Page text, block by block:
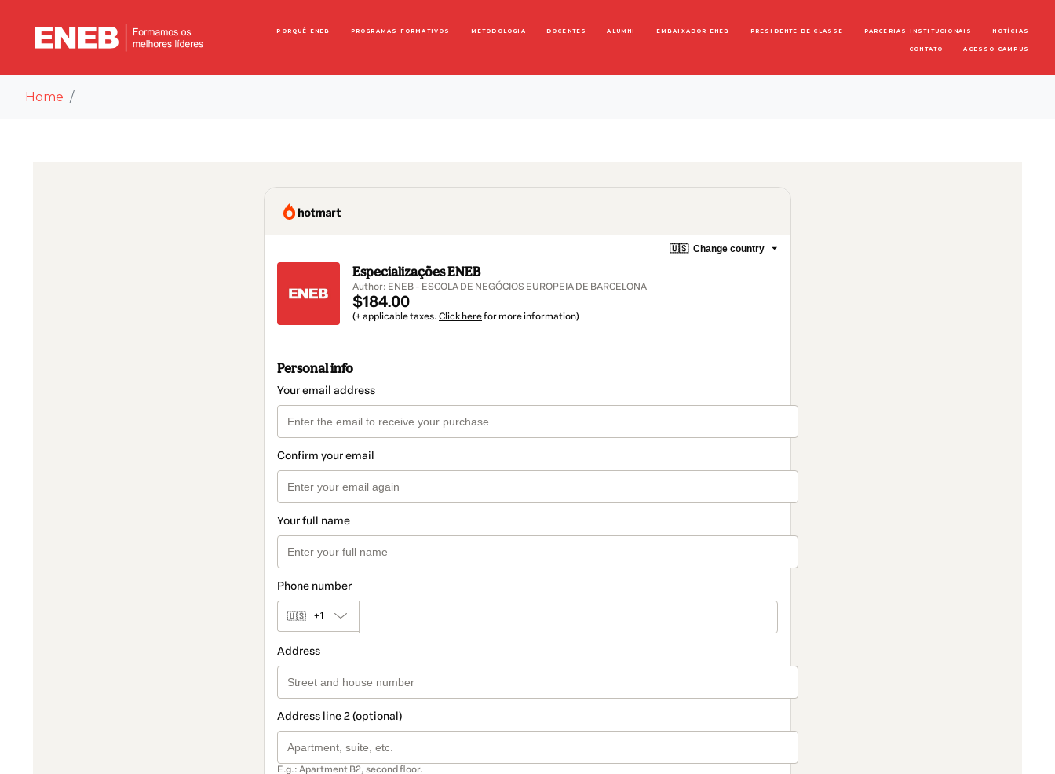
PORQUÊ ENEB PROGRAMAS FORMATIVOS METODOLOGIA DOCENTES ALUMNI EMBAIXADOR ENEB PRESIDENTE DE CLASSE PARCERIAS INSTITUCIONAIS NOTÍCIAS
CONTATO ACESSO CAMPUS
Home